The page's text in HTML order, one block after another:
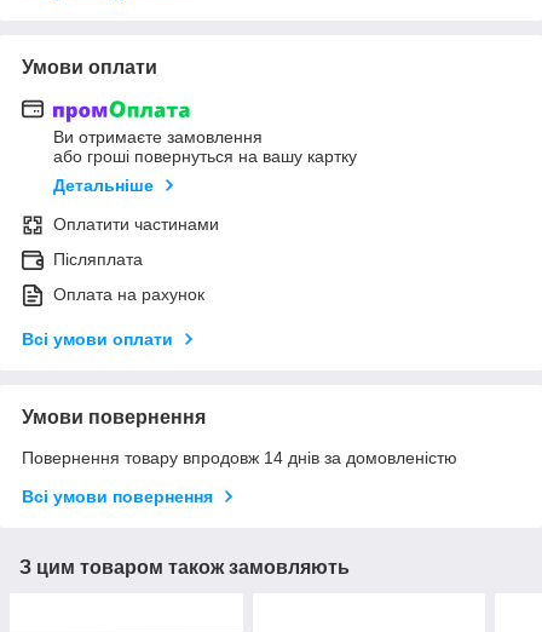
Умови оплати
Ви отримаєте замовлення
або гроші повернуться на вашу картку
Детальніше
Оплатити частинами
Післяплата
Оплата на рахунок
Всі умови оплати
Умови повернення
Повернення товару впродовж 14 днів за домовленістю
Всі умови повернення
З цим товаром також замовляють